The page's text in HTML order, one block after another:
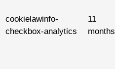
cookielawinfo-
checkbox-analytics
11
months